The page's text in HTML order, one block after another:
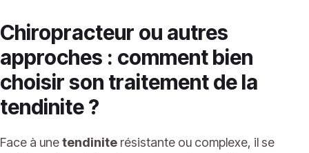
Chiropracteur ou autres
approches : comment bien
choisir son traitement de la
tendinite ?
Face à unetendinite résistante ou complexe, il se